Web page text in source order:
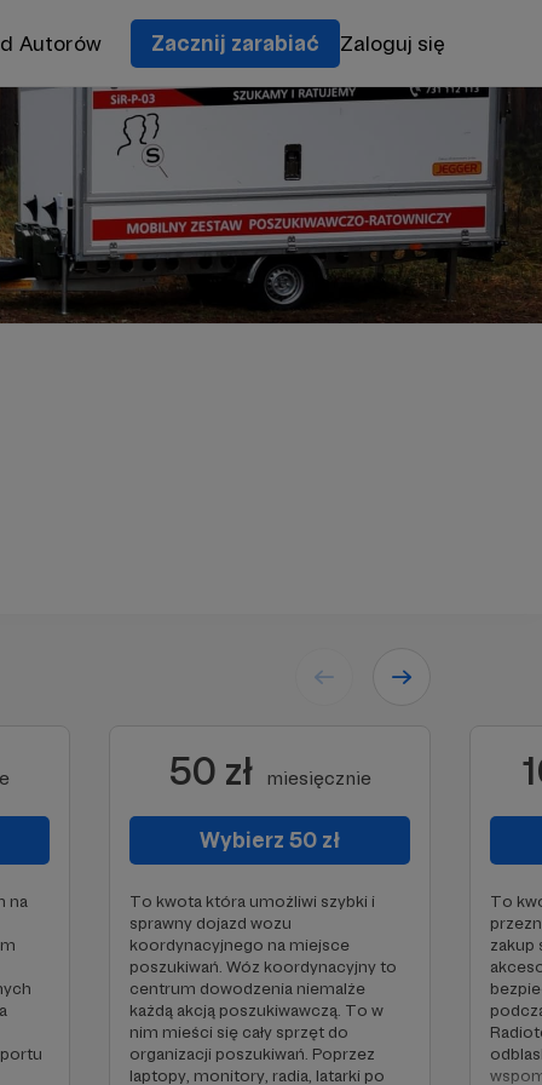
Autorów Zacznij zarabiać Zaloguj się
na
50 zł miesięcznie
Wybierz 50 zł
To kwota która umożliwi szybki i
sprawny dojazd wozu
koordynacyjnego na miejsce
poszukiwań. Wóz koordynacyjny to
centrum dowodzenia niemalże
każdą akcją poszukiwawczą. To w
nim mieści się cały sprzęt do
organizacji poszukiwań. Poprzez
laptopy, monitory, radia, latarki po
To
zakup